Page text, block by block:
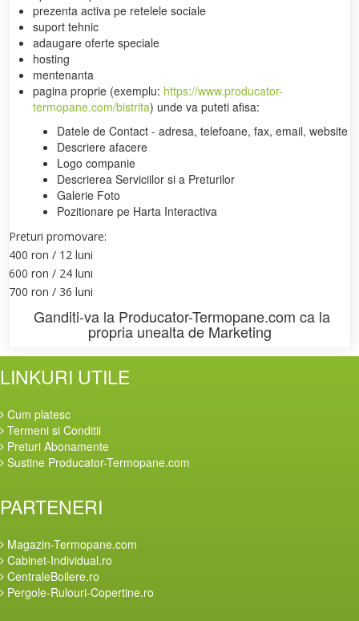
prezenta activa pe retelele sociale
suport tehnic
adaugare oferte speciale
hosting
mentenanta
pagina proprie (exemplu: https://www.producator-
termopane.com/bistrita) unde va puteti afisa:
Datele de Contact - adresa, telefoane, fax, email, website
Descriere afacere
Logo companie
Descrierea Serviciilor si a Preturilor
Galerie Foto
Pozitionare pe Harta Interactiva
Preturi promovare:
400 ron / 12 luni
600 ron / 24 luni
700 ron / 36 luni
Ganditi-va la Producator-Termopane.com ca la
propria unealta de Marketing
LINKURI UTILE
Cum platesc
Termeni si Conditii
Preturi Abonamente
Sustine Producator-Termopane.com
PARTENERI
Magazin-Termopane.com
Cabinet-Individual.ro
CentraleBoilere.ro
Pergole-Rulouri-Copertine.ro